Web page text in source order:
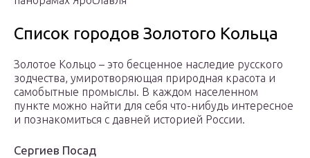
Список городов Золотого Кольца
Золотое Кольцо – это бесценное наследие русского
зодчества, умиротворяющая природная красота и
самобытные промыслы. В каждом населенном
пункте можно найти для себя что-нибудь интересное
и познакомиться с давней историей России.
Сергиев Посад